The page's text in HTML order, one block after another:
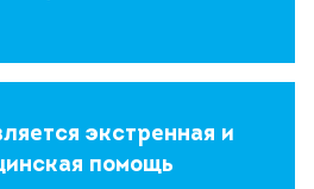
экстренная и
помощь